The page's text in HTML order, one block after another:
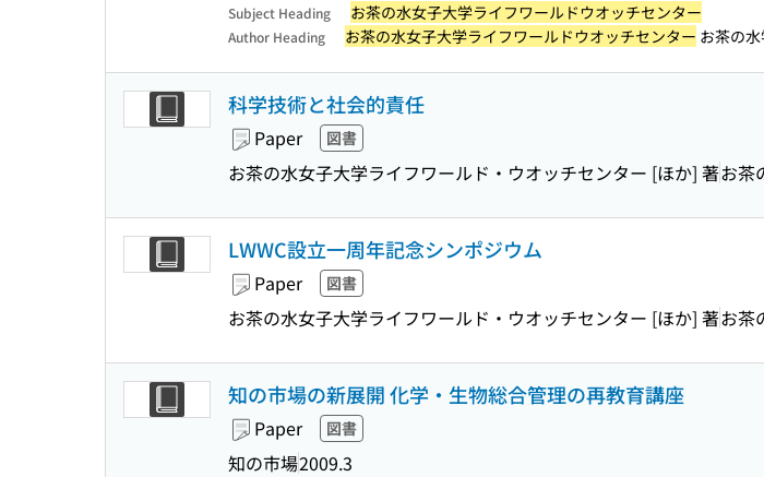
Subject Heading お茶の水女子大学ライフワールドウオッチセンター
Author Heading お茶の水女子大学ライフワールドウオッチセンター お茶の
科学技術と社会的責任
Paper 図書
お茶の水女子大学ライフワールド・ウオッチセンター [ほか] 著お茶
LWWC設立一周年記念シンポジウム
Paper 図書
お茶の水女子大学ライフワールド・ウオッチセンター [ほか] 著お茶
知の市場の新展開 化学・生物総合管理の再教育講座
Paper 図書
知の市場2009.3